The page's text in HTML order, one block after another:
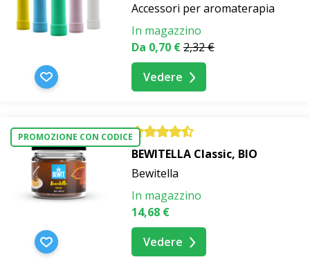
Accessori per aromaterapia
In magazzino
Da 0,70 €2,32 €
Vedere
PROMOZIONE CON CODICE
BEWITELLA Classic, BIO
Bewitella
In magazzino
14,68 €
Vedere